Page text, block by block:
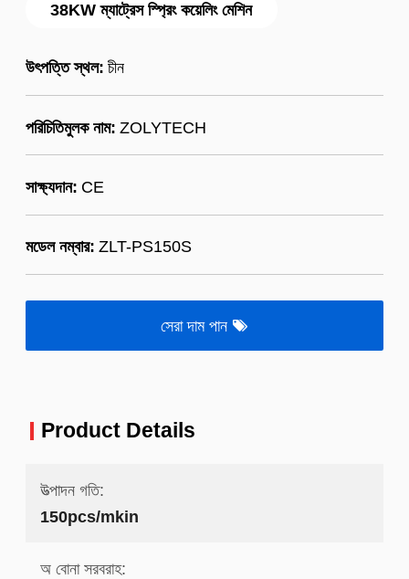
38KW ম্যাট্রেস স্প্রিং কয়েলিং মেশিন
উৎপত্তি স্থল: চীন
পরিচিতিমুলক নাম: ZOLYTECH
সাক্ষ্যদান: CE
মডেল নম্বার: ZLT-PS150S
সেরা দাম পান
Product Details
উত্পাদন গতি:
150pcs/mkin
অ বোনা সরবরাহ: